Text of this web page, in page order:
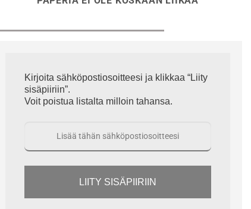
Kirjoita sähköpostiosoitteesi ja klikkaa “Liity
sisäpiiriin”.
Voit poistua listalta milloin tahansa.
LIITY SISÄPIIRIIN